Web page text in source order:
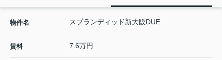
物件名 スプランディッド新大阪DUE
賃料 7.6万円